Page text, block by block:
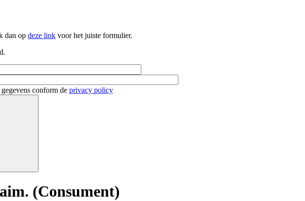
dan op deze link voor het juiste formulier.
conform de privacy policy
(Consument)